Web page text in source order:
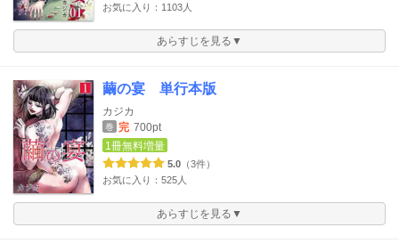
お気に入り：1103人
あらすじを見る▼
繭の宴 単行本版
カジカ
巻 完 700pt
1冊無料増量
5.0 （3件）
お気に入り：525人
あらすじを見る▼